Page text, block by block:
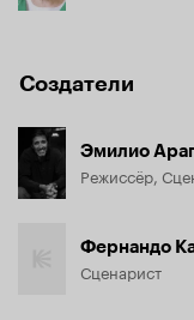
Создатели
Эмилио
Режиссёр,
Фернандо
Сценарист